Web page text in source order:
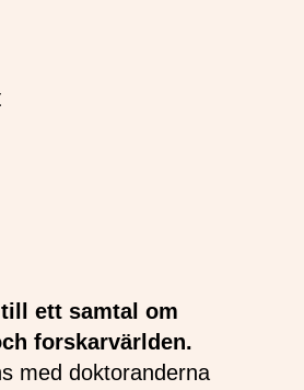
ett samtal om
forskarvärlden.
med doktoranderna